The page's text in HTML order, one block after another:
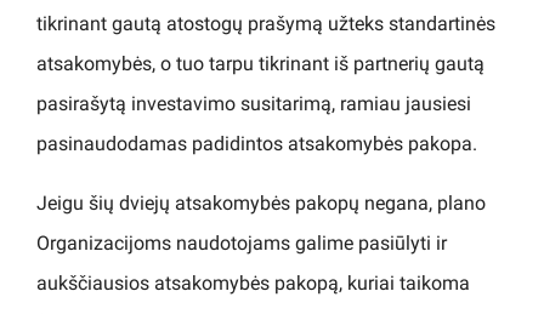
tikrinant gautą atostogų prašymą užteks standartinės
atsakomybės, o tuo tarpu tikrinant iš partnerių gautą
pasirašytą investavimo susitarimą, ramiau jausiesi
pasinaudodamas padidintos atsakomybės pakopa.
Jeigu šių dviejų atsakomybės pakopų negana, plano
Organizacijoms naudotojams galime pasiūlyti ir
aukščiausios atsakomybės pakopą, kuriai taikoma